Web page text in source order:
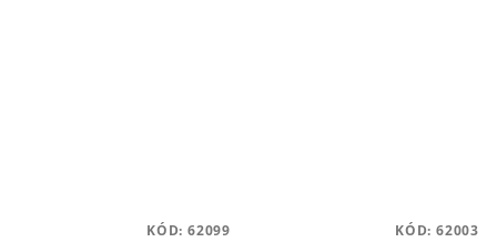
KÓD: 62099 KÓD: 62003